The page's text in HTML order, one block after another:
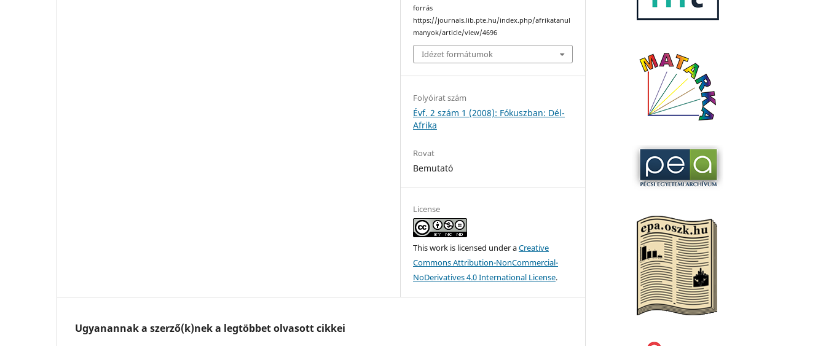
forrás
https://journals.lib.pte.hu/index.php/afrikatanul
manyok/article/view/4696
Idézet formátumok
Folyóirat szám
Évf. 2 szám 1 (2008): Fókuszban: Dél-
Afrika
Rovat
Bemutató
License
This work is licensed under aCreative
Commons Attribution-NonCommercial-
NoDerivatives 4.0 International License.
Ugyanannak a szerző(k)nek a legtöbbet olvasott cikkei